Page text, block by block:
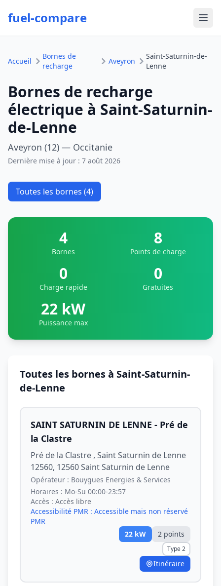
fuel-compare
Accueil
Bornes de
recharge
Aveyron
Saint-Saturnin-de-
Lenne
Bornes de recharge
électrique à Saint-Saturnin-
de-Lenne
Aveyron (12) — Occitanie
Dernière mise à jour : 7 août 2026
Toutes les bornes (4)
4
Bornes
8
Points de charge
0
Charge rapide
0
Gratuites
22 kW
Puissance max
Toutes les bornes à Saint-Saturnin-
de-Lenne
SAINT SATURNIN DE LENNE - Pré de
la Clastre
Pré de la Clastre , Saint Saturnin de Lenne
12560, 12560 Saint Saturnin de Lenne
Opérateur : Bouygues Energies & Services
Horaires : Mo-Su 00:00-23:57
Accès : Accès libre
Accessibilité PMR : Accessible mais non réservé
PMR
22 kW 2 points
Type 2
Itinéraire